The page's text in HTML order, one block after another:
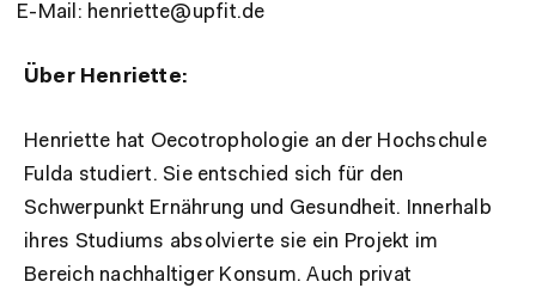
E-Mail: henriette@upfit.de
Über Henriette:
Henriette hat Oecotrophologie an der Hochschule
Fulda studiert. Sie entschied sich für den
Schwerpunkt Ernährung und Gesundheit. Innerhalb
ihres Studiums absolvierte sie ein Projekt im
Bereich nachhaltiger Konsum. Auch privat